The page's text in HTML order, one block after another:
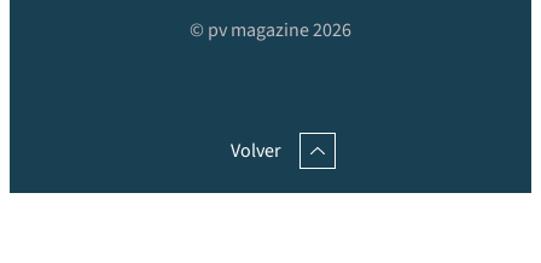
© pv magazine 2026
Volver